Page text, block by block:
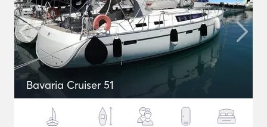
Bavaria Cruiser 51